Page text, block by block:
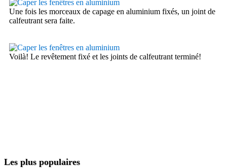
Une fois les morceaux de capage en aluminium fixés, un joint de
calfeutrant sera faite.
Voilà! Le revêtement fixé et les joints de calfeutrant terminé!
Les plus populaires